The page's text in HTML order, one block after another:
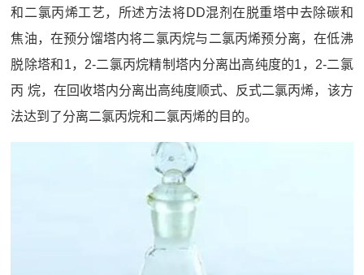
和二氯丙烯工艺，所述方法将DD混剂在脱重塔中去除碳和
焦油，在预分馏塔内将二氯丙烷与二氯丙烯预分离，在低沸
脱除塔和1，2‑二氯丙烷精制塔内分离出高纯度的1，2‑二氯
丙 烷，在回收塔内分离出高纯度顺式、反式二氯丙烯，该方
法达到了分离二氯丙烷和二氯丙烯的目的。